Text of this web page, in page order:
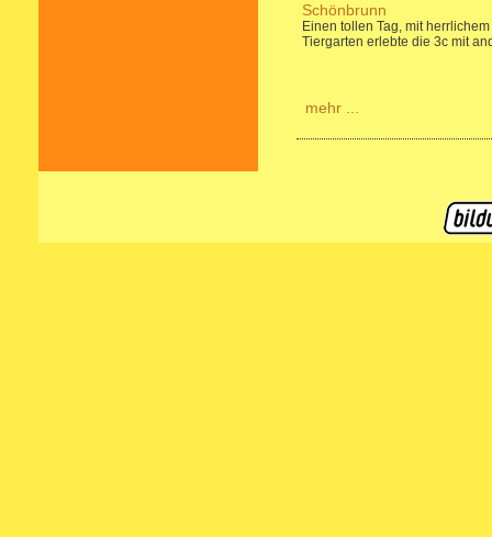
Schönbrunn
Einen tollen Tag, mit
Tiergarten erlebte die 3c mit
mehr ...